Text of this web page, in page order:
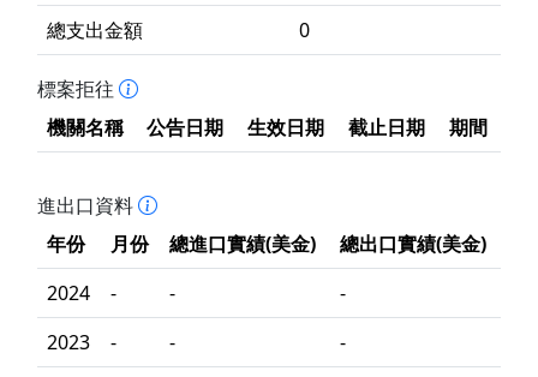
總支出金額
0
標案拒往
機關名稱
公告日期 生效日期 截止日期 期間
進出口資料
年份
月份 總進口實績(美金)
總出口實績(美金)
2024
- -
-
2023
- -
-